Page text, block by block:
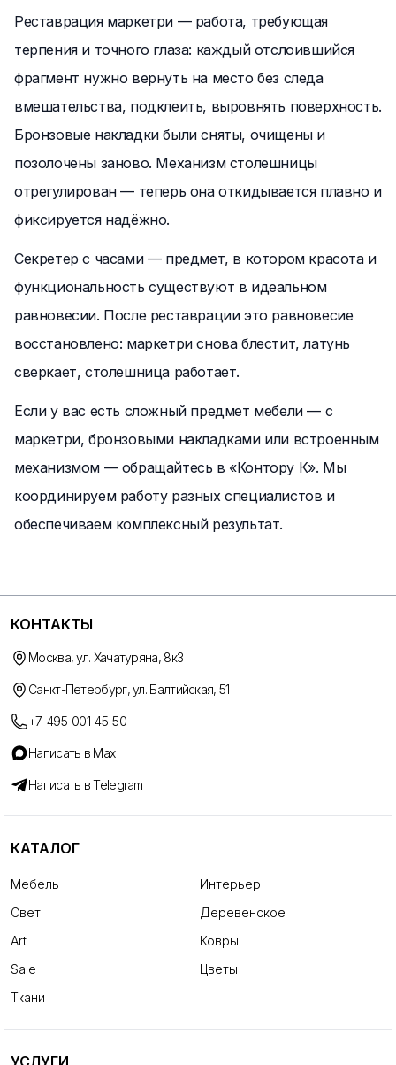
Реставрация маркетри — работа, требующая
терпения и точного глаза: каждый отслоившийся
фрагмент нужно вернуть на место без следа
вмешательства, подклеить, выровнять поверхность.
Бронзовые накладки были сняты, очищены и
позолочены заново. Механизм столешницы
отрегулирован — теперь она откидывается плавно и
фиксируется надёжно.
Секретер с часами — предмет, в котором красота и
функциональность существуют в идеальном
равновесии. После реставрации это равновесие
восстановлено: маркетри снова блестит, латунь
сверкает, столешница работает.
Если у вас есть сложный предмет мебели — с
маркетри, бронзовыми накладками или встроенным
механизмом — обращайтесь в «Контору К». Мы
координируем работу разных специалистов и
обеспечиваем комплексный результат.
КОНТАКТЫ
Москва, ул. Хачатуряна, 8к3
Санкт-Петербург, ул. Балтийская, 51
+7-495-001-45-50
Написать в Max
Написать в Telegram
КАТАЛОГ
Мебель
Интерьер
Свет
Деревенское
Art
Ковры
Sale
Цветы
Ткани
УСЛУГИ